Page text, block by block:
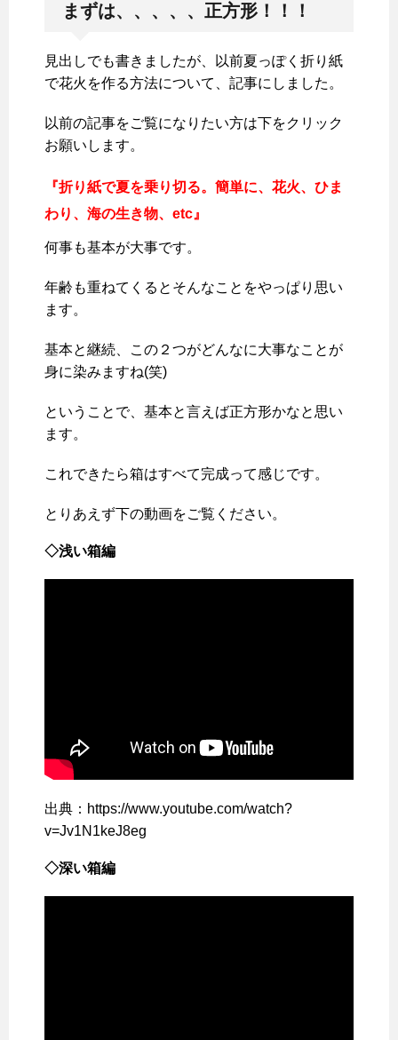
まずは、、、、、正方形！！！
見出しでも書きましたが、以前夏っぽく折り紙
で花火を作る方法について、記事にしました。
以前の記事をご覧になりたい方は下をクリック
お願いします。
『折り紙で夏を乗り切る。簡単に、花火、ひま
わり、海の生き物、etc』
何事も基本が大事です。
年齢も重ねてくるとそんなことをやっぱり思い
ます。
基本と継続、この２つがどんなに大事なことが
身に染みますね(笑)
ということで、基本と言えば正方形かなと思い
ます。
これできたら箱はすべて完成って感じです。
とりあえず下の動画をご覧ください。
◇浅い箱編
出典：https://www.youtube.com/watch?
v=Jv1N1keJ8eg
◇深い箱編